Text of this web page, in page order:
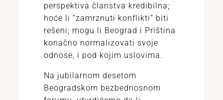
perspektiva članstva kredibilna;
hoće li “zamrznuti konflikti” biti
rešeni; mogu li Beograd i Priština
konačno normalizovati svoje
odnose, i pod kojim uslovima.
Na jubilarnom desetom
Beogradskom bezbednosnom